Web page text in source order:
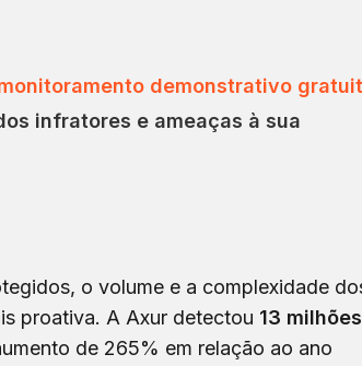
demonstrativo
infratores e ameaças à sua
o volume e a complexidade
proativa. A Axur detectou 13 milhões
de 265% em relação ao ano